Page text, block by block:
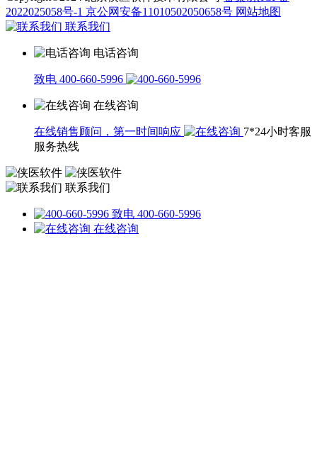
2022025058号-1 京公网安备11010502050658号 网站地图
联系我们
电话咨询
致电 400-660-5996
在线咨询
在线销售顾问，第一时间响应
7*24小时客服
服务热线
联系我们
致电 400-660-5996
在线咨询